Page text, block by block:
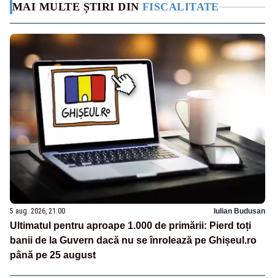
MAI MULTE ȘTIRI DIN FISCALITATE
5 aug. 2026, 21:00 Iulian Budusan
Ultimatul pentru aproape 1.000 de primării: Pierd toți
banii de la Guvern dacă nu se înrolează pe Ghișeul.ro
până pe 25 august